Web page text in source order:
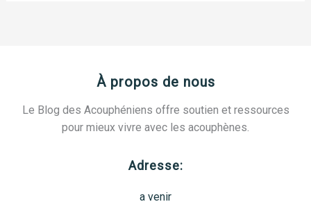
À propos de nous
Le Blog des Acouphéniens offre soutien et ressources
pour mieux vivre avec les acouphènes.
Adresse:
a venir